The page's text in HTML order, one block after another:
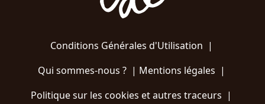
Conditions Générales d'Utilisation |
Qui sommes-nous ?| Mentions légales |
Politique sur les cookies et autres traceurs |